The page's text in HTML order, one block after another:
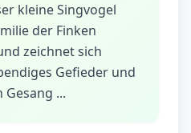
kleine Singvogel
der Finken
zeichnet sich
Gefieder und
...